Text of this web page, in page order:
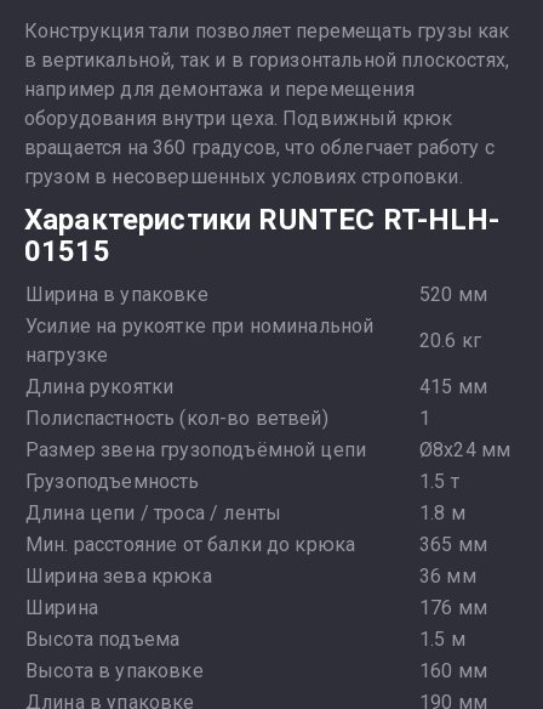
Конструкция тали позволяет перемещать грузы как
в вертикальной, так и в горизонтальной плоскостях,
например для демонтажа и перемещения
оборудования внутри цеха. Подвижный крюк
вращается на 360 градусов, что облегчает работу с
грузом в несовершенных условиях строповки.
Характеристики RUNTEC RT-HLH-
01515
Ширина в упаковке
520 мм
Усилие на рукоятке при номинальной
нагрузке
20.6 кг
Длина рукоятки
415 мм
Полиспастность (кол-во ветвей)
1
Размер звена грузоподъёмной цепи
Ø8x24 мм
Грузоподъемность
1.5 т
Длина цепи / троса / ленты
1.8 м
Мин. расстояние от балки до крюка
365 мм
Ширина зева крюка
36 мм
Ширина
176 мм
Высота подъема
1.5 м
Высота в упаковке
160 мм
Длина в упаковке
190 мм